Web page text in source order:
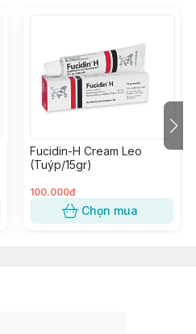
Fucidin-H Cream Leo
(Tuýp/15gr)
100.000đ
Chọn mua